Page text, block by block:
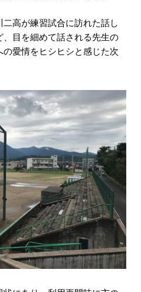
高が練習試合に訪れた話し
目を細めて話される先生の
愛情をヒシヒシと感じた次